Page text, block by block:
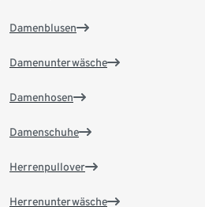
Damenblusen
Damenunterwäsche
Damenhosen
Damenschuhe
Herrenpullover
Herrenunterwäsche